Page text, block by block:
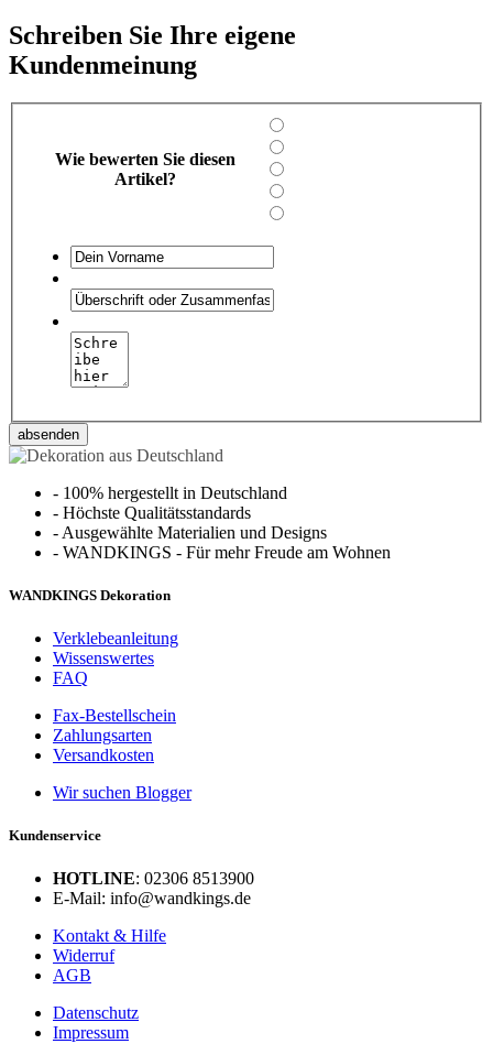
Schreiben Sie Ihre eigene
Kundenmeinung
Wie bewerten Sie diesen
Artikel?
absenden
- 100% hergestellt in Deutschland
- Höchste Qualitätsstandards
- Ausgewählte Materialien und Designs
- WANDKINGS - Für mehr Freude am Wohnen
WANDKINGS Dekoration
Verklebeanleitung
Wissenswertes
FAQ
Fax-Bestellschein
Zahlungsarten
Versandkosten
Wir suchen Blogger
Kundenservice
HOTLINE: 02306 8513900
E-Mail: info@wandkings.de
Kontakt & Hilfe
Widerruf
AGB
Datenschutz
Impressum